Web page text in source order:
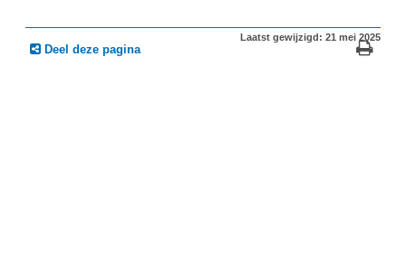
Deel deze pagina
Laatst gewijzigd: 21 mei 2025